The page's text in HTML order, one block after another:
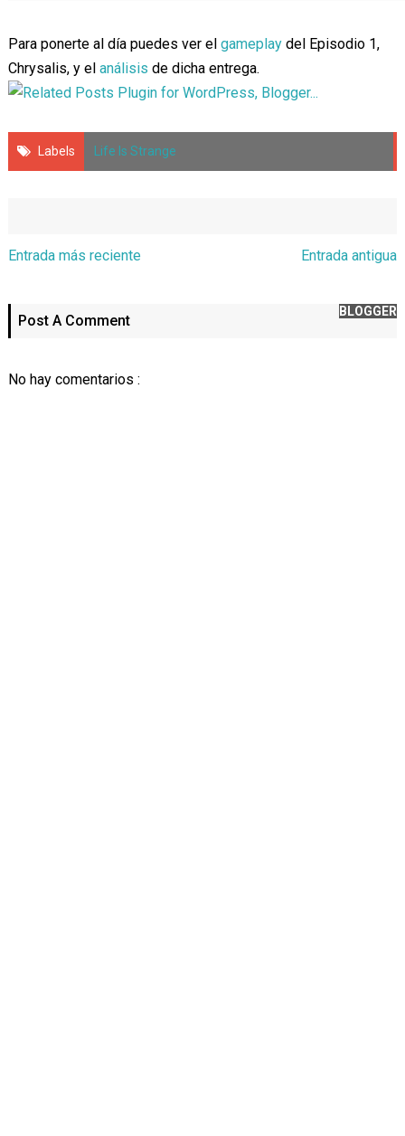
Para ponerte al día puedes ver el gameplaydel Episodio 1,
Chrysalis, y el análisis de dicha entrega.
Labels Life Is Strange
Entrada más reciente Entrada antigua
Post A Comment
BLOGGER
No hay comentarios :